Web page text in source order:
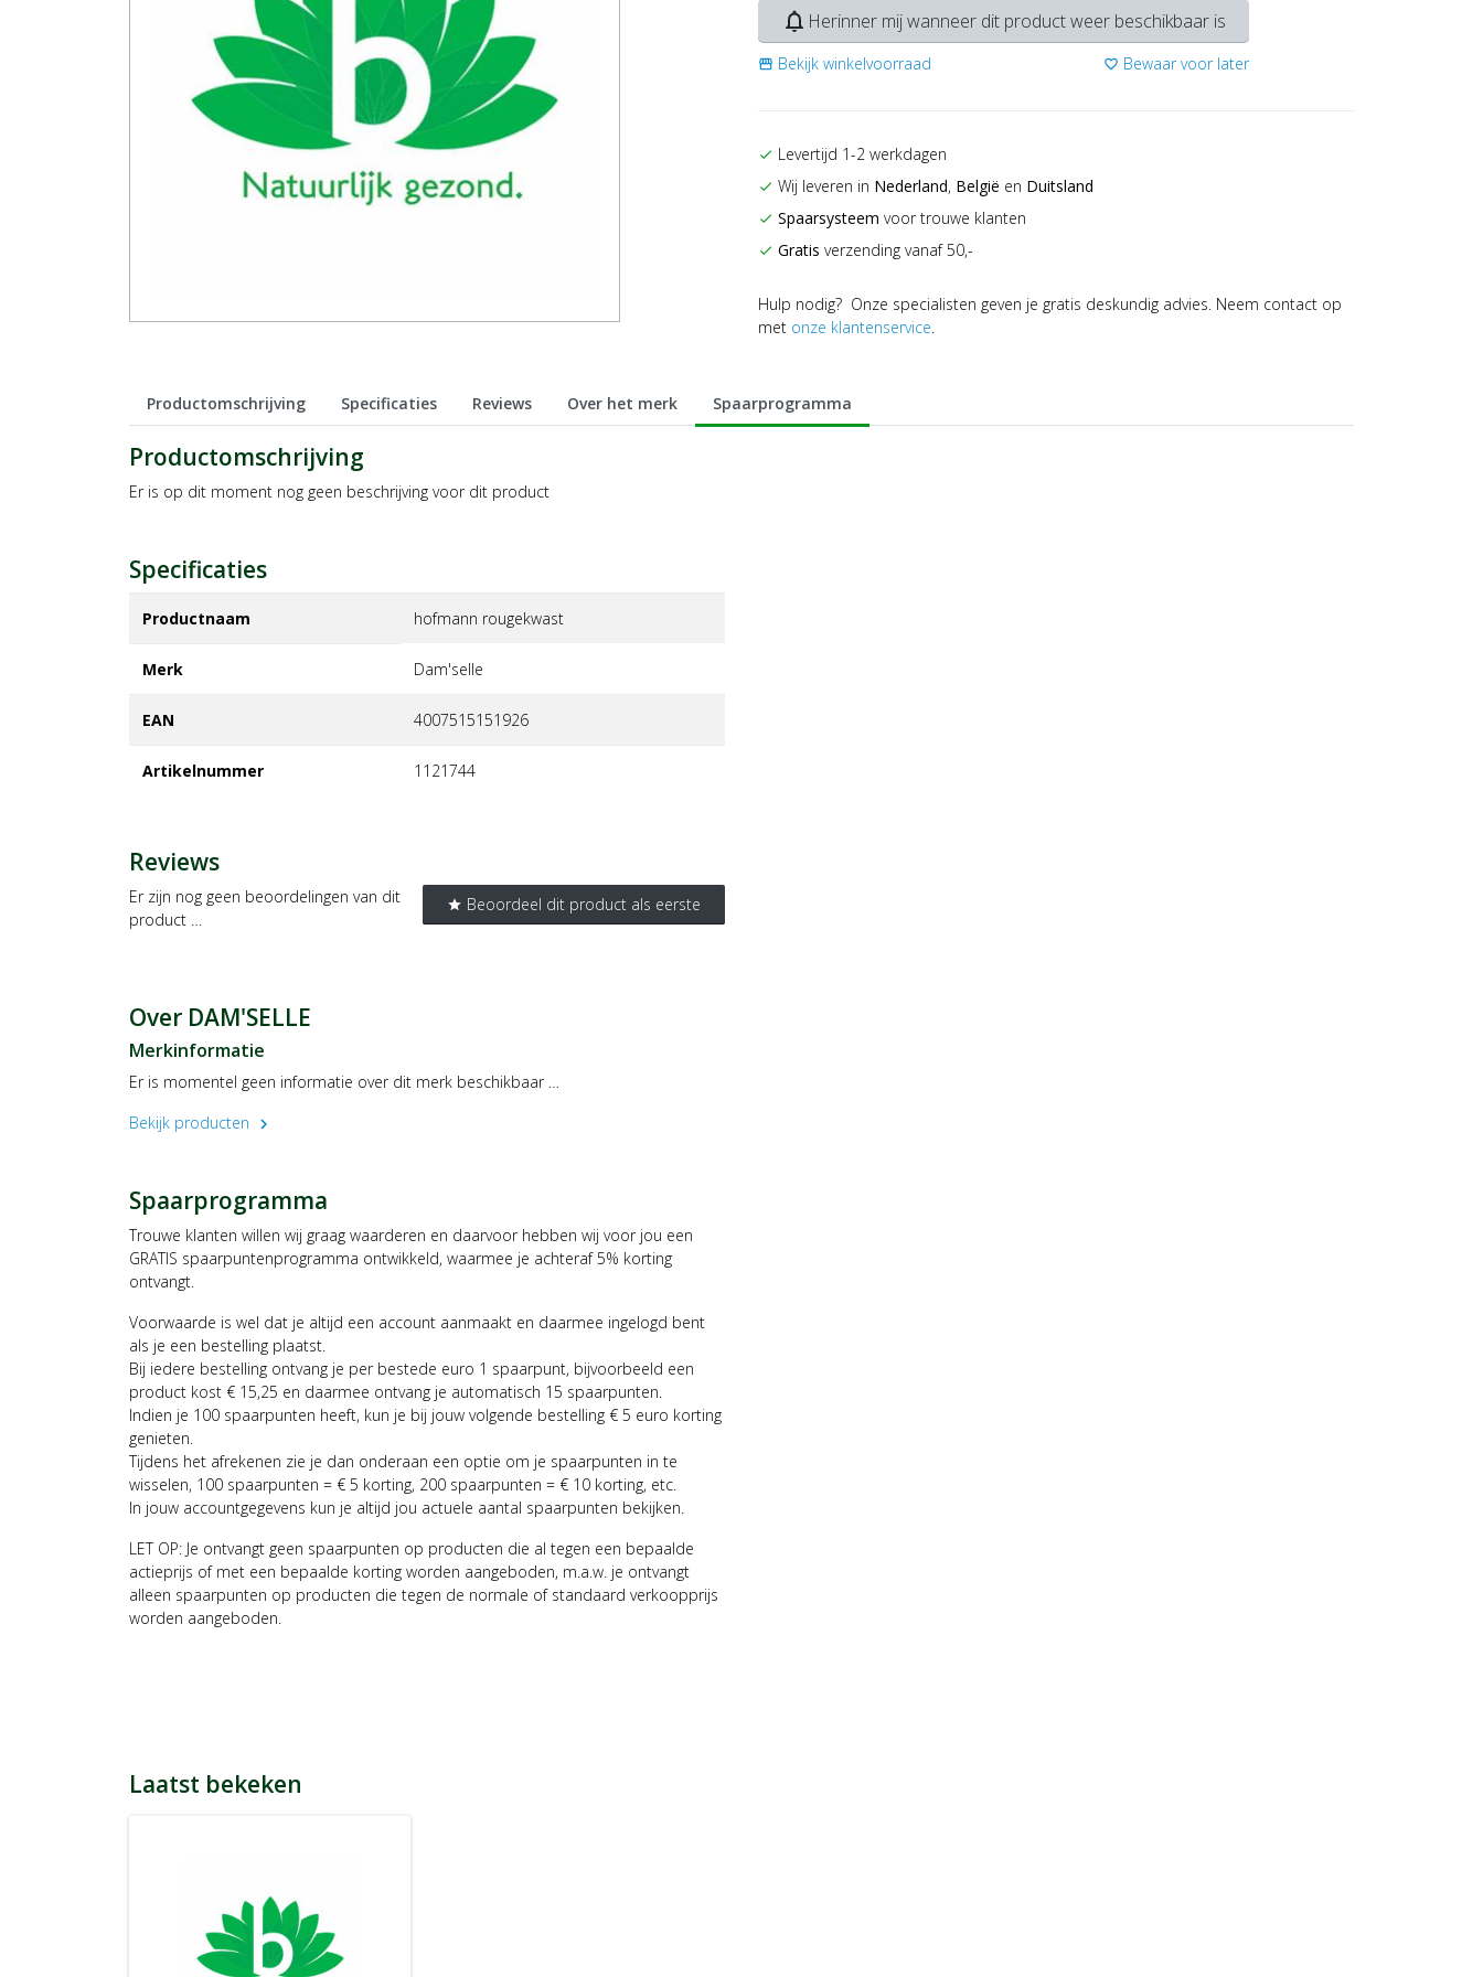
notifications_none Herinner mij wanneer dit product weer beschikbaar is
storefront Bekijk winkelvoorraad favorite_border Bewaar voor later
check Levertijd 1-2 werkdagen
check Wij leveren in Nederland, België en Duitsland
check Spaarsysteem voor trouwe klanten
check Gratis verzending vanaf 50,-
Hulp nodig? Onze specialisten geven je gratis deskundig advies. Neem contact op
met onze klantenservice.
Productomschrijving Specificaties Reviews Over het merk Spaarprogramma
Productomschrijving
Er is op dit moment nog geen beschrijving voor dit product
Specificaties
Productnaam hofmann rougekwast
Merk dam'selle
EAN 4007515151926
Artikelnummer 1121744
Reviews
star Beoordeel dit product als eerste
Er zijn nog geen beoordelingen van dit
product …
Over DAM'SELLE
Merkinformatie
Er is momentel geen informatie over dit merk beschikbaar …
Bekijk producten
chevron_right
Spaarprogramma
Trouwe klanten willen wij graag waarderen en daarvoor hebben wij voor jou een
GRATIS spaarpuntenprogramma ontwikkeld, waarmee je achteraf 5% korting
ontvangt.
Voorwaarde is wel dat je altijd een account aanmaakt en daarmee ingelogd bent
als je een bestelling plaatst.
Bij iedere bestelling ontvang je per bestede euro 1 spaarpunt, bijvoorbeeld een
product kost € 15,25 en daarmee ontvang je automatisch 15 spaarpunten.
Indien je 100 spaarpunten heeft, kun je bij jouw volgende bestelling € 5 euro korting
genieten.
Tijdens het afrekenen zie je dan onderaan een optie om je spaarpunten in te
wisselen, 100 spaarpunten = € 5 korting, 200 spaarpunten = € 10 korting, etc.
In jouw accountgegevens kun je altijd jou actuele aantal spaarpunten bekijken.
LET OP: Je ontvangt geen spaarpunten op producten die al tegen een bepaalde
actieprijs of met een bepaalde korting worden aangeboden, m.a.w. je ontvangt
alleen spaarpunten op producten die tegen de normale of standaard verkoopprijs
worden aangeboden.
Laatst bekeken